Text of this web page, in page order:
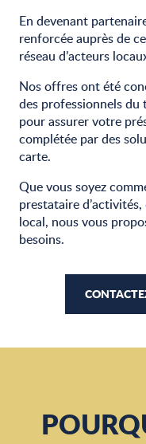
En devenant
renforcée auprès de
réseau d’acteurs
Nos offres ont été
des professionnels
pour assurer votre
complétée par des
carte.
Que vous soyez
prestataire
local, nous vous
besoins.